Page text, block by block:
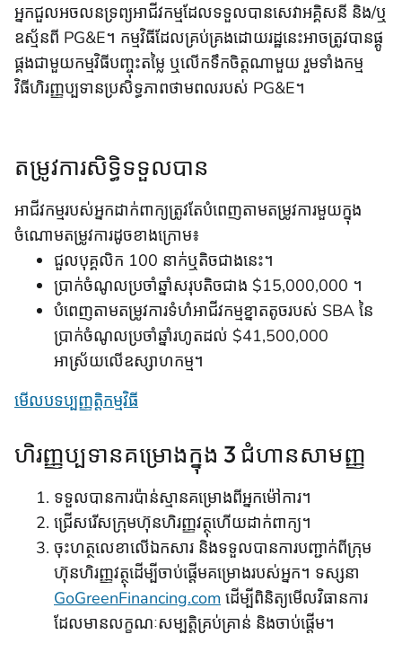
អ្នកជួលអចលនទ្រព្យអាជីវកម្មដែលទទួលបានសេវាអគ្គិសនី និង/ឬ
ឧស្ម័នពី PG&E។ កម្មវិធីដែលគ្រប់គ្រងដោយរដ្ឋនេះអាចត្រូវបានផ្គូ
ផ្គងជាមួយកម្មវិធីបញ្ចុះតម្លៃ ឬលើកទឹកចិត្តណាមួយ រួមទាំងកម្ម
វិធីហិរញ្ញប្បទានប្រសិទ្ធភាពថាមពលរបស់ PG&E។
តម្រូវការសិទ្ធិទទួលបាន
អាជីវកម្មរបស់អ្នកដាក់ពាក្យត្រូវតែបំពេញតាមតម្រូវការមួយក្នុង
ចំណោមតម្រូវការដូចខាងក្រោម៖
ជួលបុគ្គលិក 100 នាក់ឬតិចជាងនេះ។
ប្រាក់ចំណូលប្រចាំឆ្នាំសរុបតិចជាង $15,000,000 ។
បំពេញតាមតម្រូវការទំហំអាជីវកម្មខ្នាតតូចរបស់ SBA នៃ
ប្រាក់ចំណូលប្រចាំឆ្នាំរហូតដល់ $41,500,000
អាស្រ័យលើឧស្សាហកម្ម។
មើលបទប្បញ្ញត្តិកម្មវិធី
ហិរញ្ញប្បទានគម្រោងក្នុង 3 ជំហានសាមញ្ញ
ទទួលបានការប៉ាន់ស្មានគម្រោងពីអ្នកម៉ៅការ។
ជ្រើសរើសក្រុមហ៊ុនហិរញ្ញវត្ថុហើយដាក់ពាក្យ។
ចុះហត្ថលេខាលើឯកសារ និងទទួលបានការបញ្ជាក់ពីក្រុម
ហ៊ុនហិរញ្ញវត្ថុដើម្បីចាប់ផ្តើមគម្រោងរបស់អ្នក។ ទស្សនា
GoGreenFinancing.com ដើម្បីពិនិត្យមើលវិធានការ
ដែលមានលក្ខណៈសម្បត្តិគ្រប់គ្រាន់ និងចាប់ផ្តើម។